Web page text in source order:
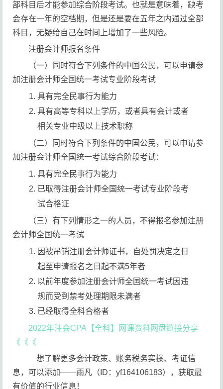
部科目后才能参加综合阶段考试。也就是意味着，缺考
会存在一年的空档期，但是还是要在五年之内通过全部
科目，无疑给自己在时间上增加了一些风险。
注册会计师报名条件
（一）同时符合下列条件的中国公民，可以申请参
加注册会计师全国统一考试专业阶段考试
具有完全民事行为能力
具有高等专科以上学历，或者具有会计或者
相关专业中级以上技术职称
（二）同时符合下列条件的中国公民，可以申请参
加注册会计师全国统一考试综合阶段考试：
具有完全民事行为能力
已取得注册会计师全国统一考试专业阶段考
试合格证
（三）有下列情形之一的人员，不得报名参加注册
会计师全国统一考试
因被吊销注册会计师证书，自处罚决定之日
起至申请报名之日起不满5年者
以前年度参加注册会计师全国统一考试因违
规而受到禁考处理期限未满者
已经取得全科合格者
2022年注会CPA【全科】网课资料网盘链接分享
《《《
想了解更多会计政策、账务税务实操、考证信
息，可以添加——雨凡（ID：yf164106183），获取最
有价值的行业信息！